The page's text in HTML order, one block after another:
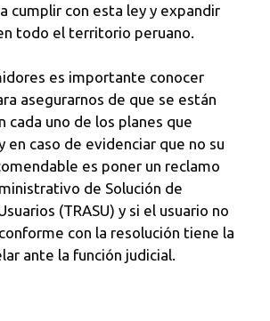
cumplir con esta ley y expandir
todo el territorio peruano.
es importante conocer
asegurarnos de que se están
cada uno de los planes que
en caso de evidenciar que no su
es poner un reclamo
de Solución de
(TRASU) y si el usuario no
con la resolución tiene la
ante la función judicial.